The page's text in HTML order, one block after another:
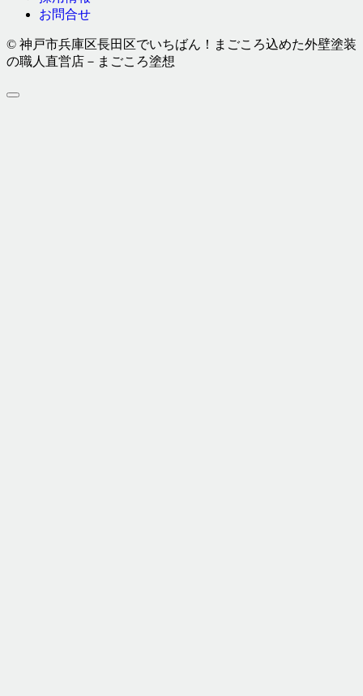
お問合せ
© 神戸市兵庫区長田区でいちばん！まごころ込めた外壁塗装
の職人直営店－まごころ塗想